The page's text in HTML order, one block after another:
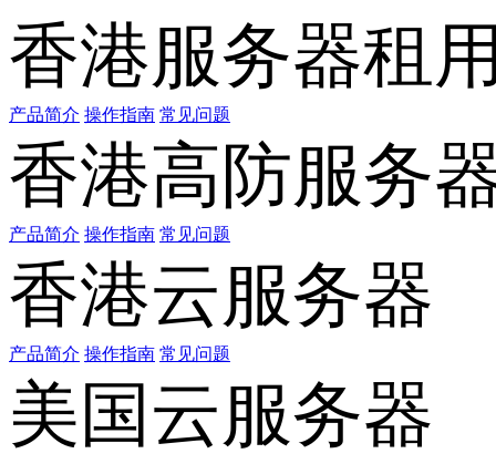
香港服务器租
产品简介 操作指南 常见问题
香港高防服务
产品简介 操作指南 常见问题
香港云服务器
产品简介 操作指南 常见问题
美国云服务器